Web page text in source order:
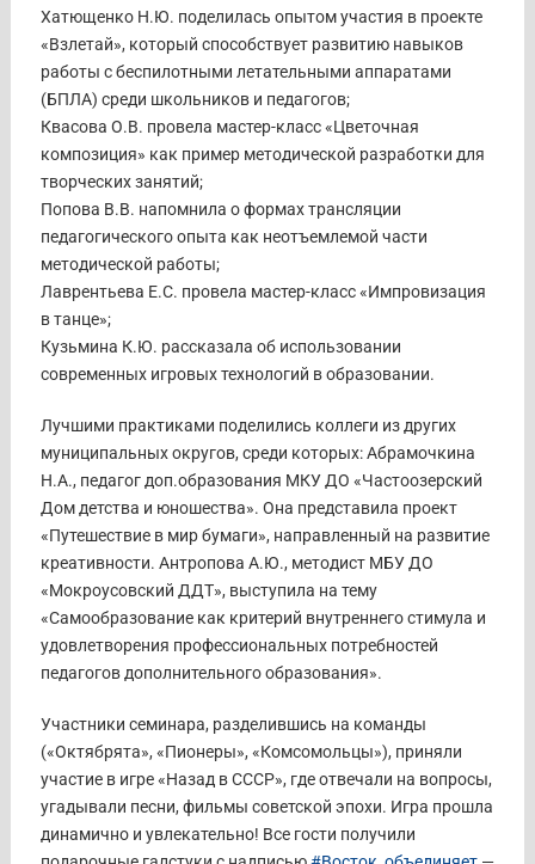
Хатющенко Н.Ю. поделилась опытом участия в проекте
«Взлетай», который способствует развитию навыков
работы с беспилотными летательными аппаратами
(БПЛА) среди школьников и педагогов;
Квасова О.В. провела мастер-класс «Цветочная
композиция» как пример методической разработки для
творческих занятий;
Попова В.В. напомнила о формах трансляции
педагогического опыта как неотъемлемой части
методической работы;
Лаврентьева Е.С. провела мастер-класс «Импровизация
в танце»;
Кузьмина К.Ю. рассказала об использовании
современных игровых технологий в образовании.
Лучшими практиками поделились коллеги из других
муниципальных округов, среди которых:Абрамочкина
Н.А., педагог доп.образования МКУ ДО «Частоозерский
Дом детства и юношества». Она представила проект
«Путешествие в мир бумаги», направленный на развитие
креативности. Антропова А.Ю., методист МБУ ДО
«Мокроусовский ДДТ», выступила на тему
«Самообразование как критерий внутреннего стимула и
удовлетворения профессиональных потребностей
педагогов дополнительного образования».
Участники семинара, разделившись на команды
(«Октябрята», «Пионеры», «Комсомольцы»), приняли
участие в игре «Назад в СССР», где отвечали на вопросы,
угадывали песни, фильмы советской эпохи. Игра прошла
динамично и увлекательно! Все гости получили